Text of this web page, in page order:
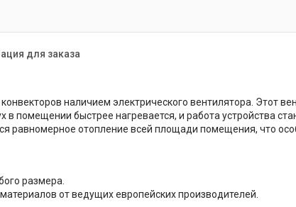
для заказа
наличием электрического вентилятора. Этот
помещении быстрее нагревается, и работа устройства
равномерное отопление всей площади помещения, что
размера.
от ведущих европейских производителей.